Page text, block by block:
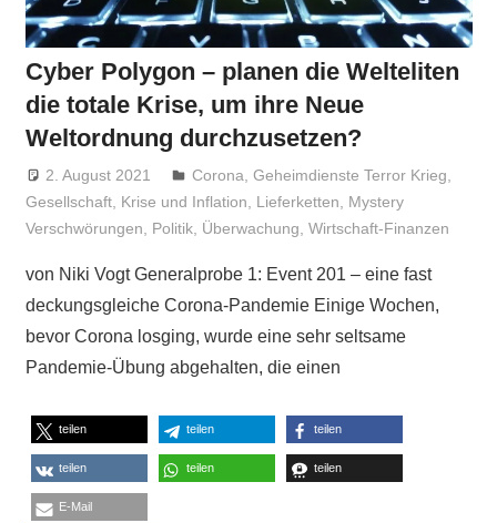
Cyber Polygon – planen die Welteliten
die totale Krise, um ihre Neue
Weltordnung durchzusetzen?
2. August 2021 Niki Vogt
Corona ,Geheimdienste Terror Krieg
Gesellschaft, Krise und Inflation Lieferketten
Mystery
Verschwörungen
Politik, Überwachung Wirtschaft-Finanzen
von Niki Vogt Generalprobe 1: Event 201 – eine fast
deckungsgleiche Corona-Pandemie Einige Wochen,
bevor Corona losging, wurde eine sehr seltsame
Pandemie-Übung abgehalten, die einen
teilen teilen teilen
teilen teilen teilen
E-Mail